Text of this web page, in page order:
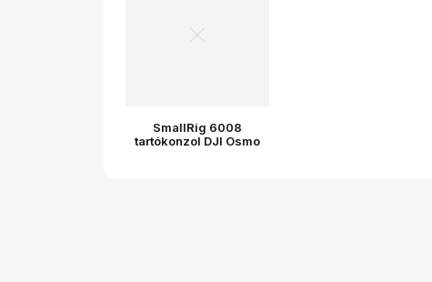
SmallRig 6008
tartókonzol DJI Osmo